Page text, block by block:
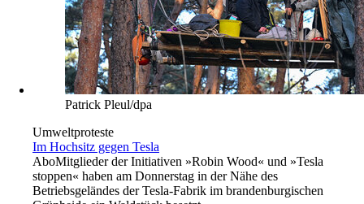
Patrick Pleul/dpa
Umweltproteste
Im Hochsitz gegen Tesla
AboMitglieder der Initiativen »Robin Wood« und »Tesla
stoppen« haben am Donnerstag in der Nähe des
Betriebsgeländes der Tesla-Fabrik im brandenburgischen